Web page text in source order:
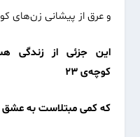
و عرق از پیشانی زن‌های
این جزئی از زندگی
کوچه‌ی ۲۳
که کمی مبتلاست به عشق